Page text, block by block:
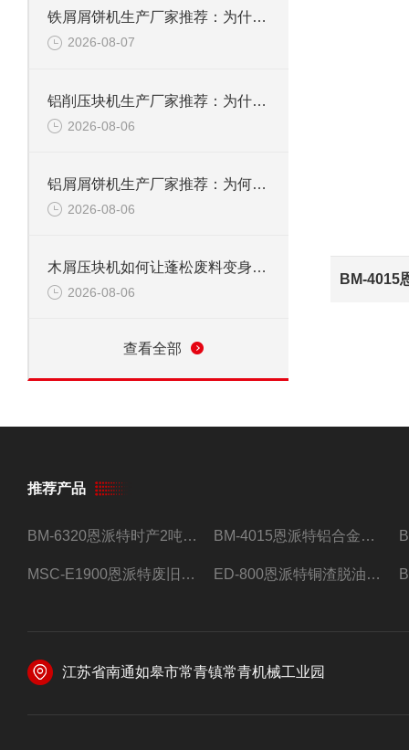
铁屑屑饼机生产厂家推荐：为什么恩派特是您的优选伙伴
2026-08-07
铝削压块机生产厂家推荐：为什么恩派特是值得信赖的选择？
2026-08-06
铝屑屑饼机生产厂家推荐：为何恩派特成为金属回收行业的“隐形优选”？
2026-08-06
木屑压块机如何让蓬松废料变身高能燃料？
2026-08-06
查看全部
推荐产品
BM-6320恩派特时产2吨合金钢屑压饼机 BM-4015恩派特铝合金屑压饼机 脱油效果好
MSC-E1900恩派特废旧锂电池极片破碎处理设备 ED-800恩派特铜渣脱油机废铜屑铝屑甩油机
江苏省南通如皋市常青镇常青机械工业园